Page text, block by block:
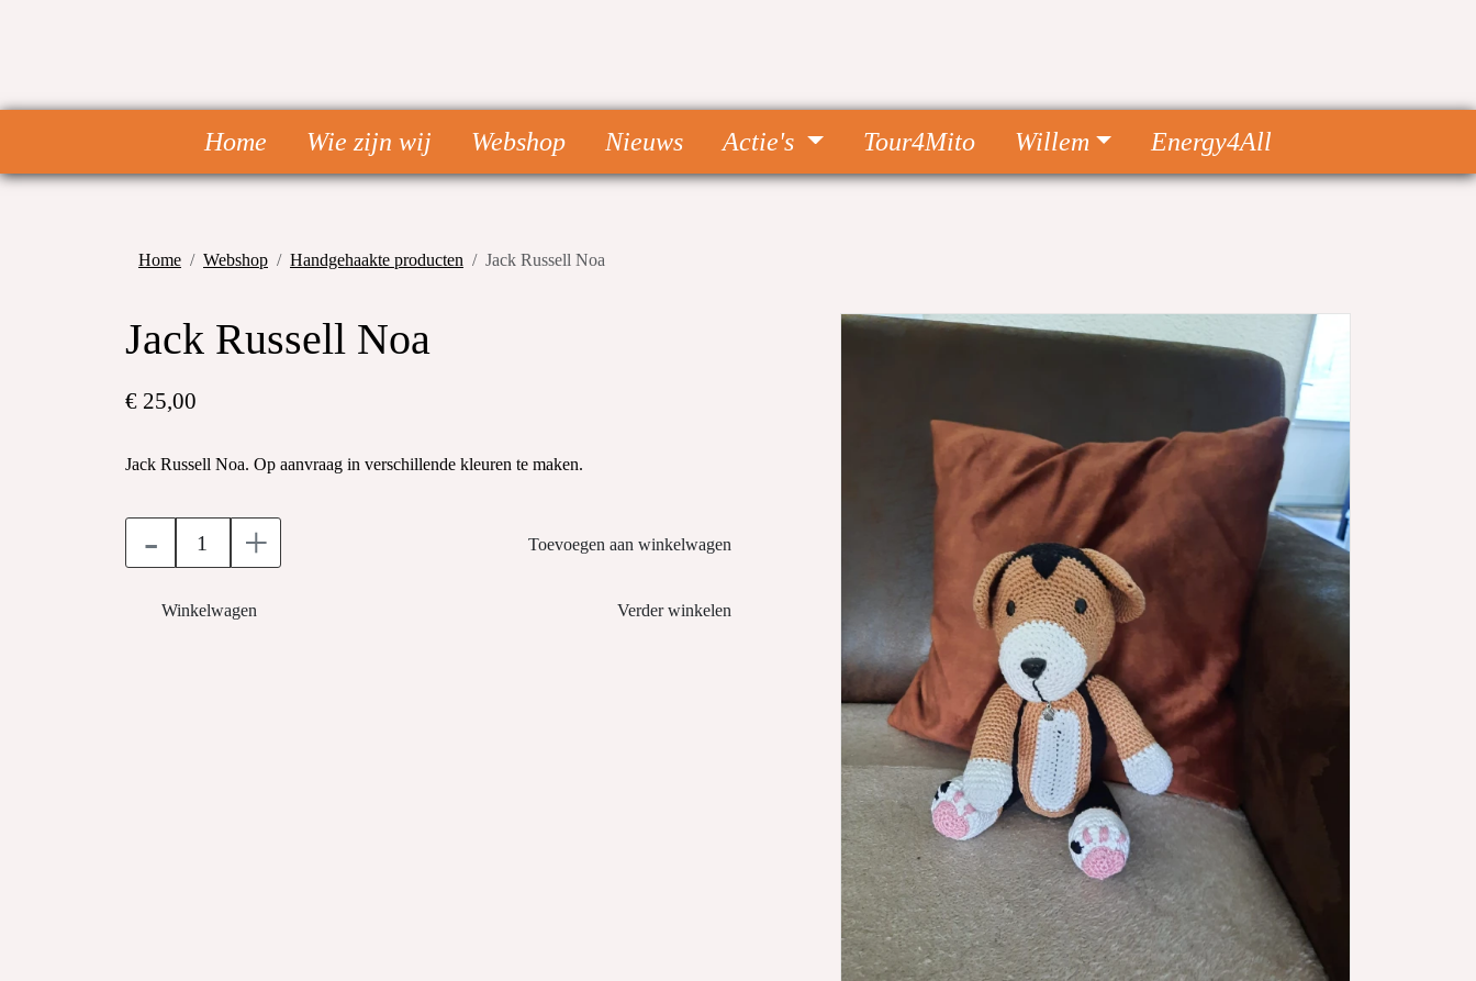
Home Wie zijn wij Webshop Nieuws Actie's Tour4Mito Willem Energy4All
Home Webshop Handgehaakte producten Jack Russell Noa
Jack Russell Noa
€ 25,00
Jack Russell Noa. Op aanvraag in verschillende kleuren te maken.
- + Toevoegen aan winkelwagen
Winkelwagen Verder winkelen